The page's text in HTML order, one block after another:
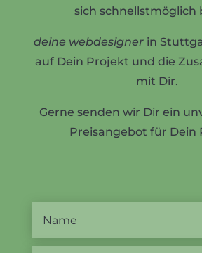
sich schnellstmöglich
deine webdesigner in
auf Dein Projekt und die
mit Dir.
Gerne senden wir Dir ein
Preisangebot für Dein